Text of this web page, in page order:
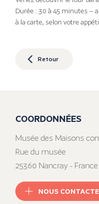
Durée : 30 à 45 minutes –
à la carte, selon votre
Retour
COORDONNÉES
Musée des Maisons
Rue du musée
25360 Nancray - France
NOUS